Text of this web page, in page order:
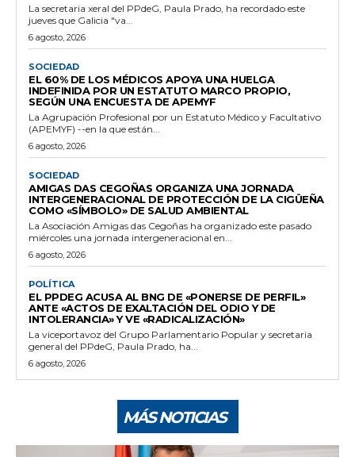
La secretaria xeral del PPdeG, Paula Prado, ha recordado este
jueves que Galicia "va...
6 agosto, 2026
SOCIEDAD
EL 60% DE LOS MÉDICOS APOYA UNA HUELGA
INDEFINIDA POR UN ESTATUTO MARCO PROPIO,
SEGÚN UNA ENCUESTA DE APEMYF
La Agrupación Profesional por un Estatuto Médico y Facultativo
(APEMYF) --en la que están...
6 agosto, 2026
SOCIEDAD
AMIGAS DAS CEGOÑAS ORGANIZA UNA JORNADA
INTERGENERACIONAL DE PROTECCIÓN DE LA CIGÜEÑA
COMO «SÍMBOLO» DE SALUD AMBIENTAL
La Asociación Amigas das Cegoñas ha organizado este pasado
miércoles una jornada intergeneracional en...
6 agosto, 2026
POLÍTICA
EL PPDEG ACUSA AL BNG DE «PONERSE DE PERFIL»
ANTE «ACTOS DE EXALTACIÓN DEL ODIO Y DE
INTOLERANCIA» Y VE «RADICALIZACIÓN»
La viceportavoz del Grupo Parlamentario Popular y secretaria
general del PPdeG, Paula Prado, ha...
6 agosto, 2026
MÁS NOTICIAS